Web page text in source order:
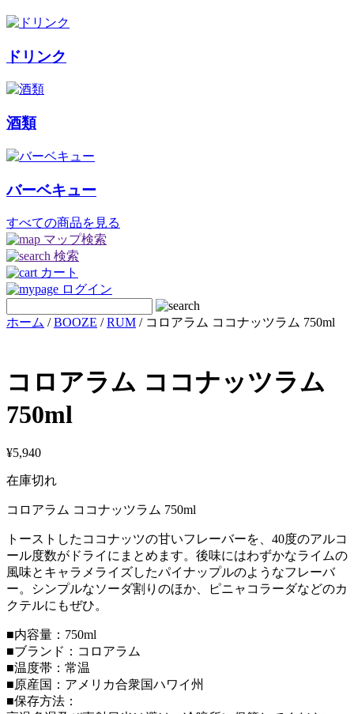
ドリンク
酒類
バーベキュー
すべての商品を見る
マップ検索
検索
カート
ログイン
ホーム /BOOZE /RUM / コロアラム ココナッツラム 750ml
コロアラム ココナッツラム
750ml
¥5,940
在庫切れ
コロアラム ココナッツラム 750ml
トーストしたココナッツの甘いフレーバーを、40度のアルコ
ール度数がドライにまとめます。後味にはわずかなライムの
風味とキャラメライズしたパイナップルのようなフレーバ
ー。シンプルなソーダ割りのほか、ピニャコラーダなどのカ
クテルにもぜひ。
■内容量：750ml
■ブランド：コロアラム
■温度帯：常温
■原産国：アメリカ合衆国ハワイ州
■保存方法：